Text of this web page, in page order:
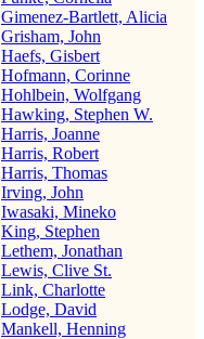
Gimenez-Bartlett, Alicia
Grisham, John
Haefs, Gisbert
Hofmann, Corinne
Hohlbein, Wolfgang
Hawking, Stephen W.
Harris, Joanne
Harris, Robert
Harris, Thomas
Irving, John
Iwasaki, Mineko
King, Stephen
Lethem, Jonathan
Lewis, Clive St.
Link, Charlotte
Lodge, David
Mankell, Henning